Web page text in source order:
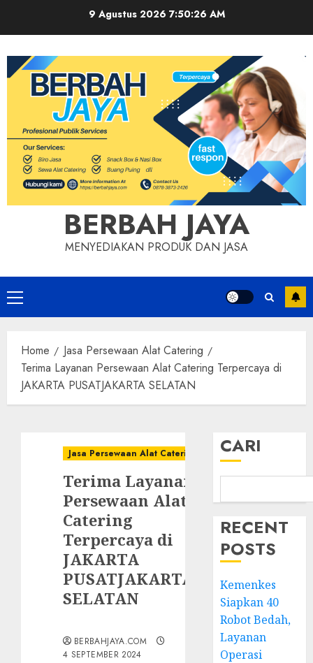
9 Agustus 20267:50:27 AM
BERBAH JAYA
MENYEDIAKAN PRODUK DAN JASA
Primary
Menu
Home
Jasa Persewaan Alat Catering
Terima Layanan Persewaan Alat Catering Terpercaya di
JAKARTA PUSATJAKARTA SELATAN
Jasa Persewaan Alat Catering
Terima Layanan
Persewaan Alat
Catering
Terpercaya di
JAKARTA
PUSATJAKARTA
SELATAN
BERBAHJAYA.COM
4 SEPTEMBER 2024
CARI
RECENT
POSTS
Kemenkes
Siapkan 40
Robot Bedah,
Layanan
Operasi